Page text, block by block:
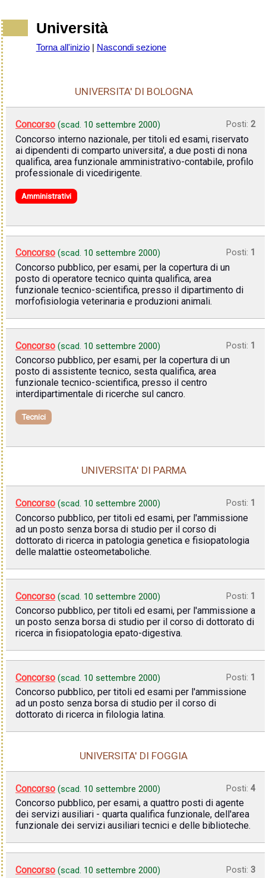
Università
Torna all'inizio| Nascondi sezione
UNIVERSITA' DI BOLOGNA
Concorso (scad. 10 settembre 2000) Posti: 2
Concorso interno nazionale, per titoli ed esami, riservato
ai dipendenti di comparto universita', a due posti di nona
qualifica, area funzionale amministrativo-contabile, profilo
professionale di vicedirigente.
Amministrativi
Concorso (scad. 10 settembre 2000) Posti: 1
Concorso pubblico, per esami, per la copertura di un
posto di operatore tecnico quinta qualifica, area
funzionale tecnico-scientifica, presso il dipartimento di
morfofisiologia veterinaria e produzioni animali.
Concorso (scad. 10 settembre 2000) Posti: 1
Concorso pubblico, per esami, per la copertura di un
posto di assistente tecnico, sesta qualifica, area
funzionale tecnico-scientifica, presso il centro
interdipartimentale di ricerche sul cancro.
Tecnici
UNIVERSITA' DI PARMA
Concorso (scad. 10 settembre 2000) Posti: 1
Concorso pubblico, per titoli ed esami, per l'ammissione
ad un posto senza borsa di studio per il corso di
dottorato di ricerca in patologia genetica e fisiopatologia
delle malattie osteometaboliche.
Concorso (scad. 10 settembre 2000) Posti: 1
Concorso pubblico, per titoli ed esami, per l'ammissione a
un posto senza borsa di studio per il corso di dottorato di
ricerca in fisiopatologia epato-digestiva.
Concorso (scad. 10 settembre 2000) Posti: 1
Concorso pubblico, per titoli ed esami per l'ammissione
ad un posto senza borsa di studio per il corso di
dottorato di ricerca in filologia latina.
UNIVERSITA' DI FOGGIA
Concorso (scad. 10 settembre 2000) Posti: 4
Concorso pubblico, per esami, a quattro posti di agente
dei servizi ausiliari - quarta qualifica funzionale, dell'area
funzionale dei servizi ausiliari tecnici e delle biblioteche.
Concorso (scad. 10 settembre 2000) Posti: 3